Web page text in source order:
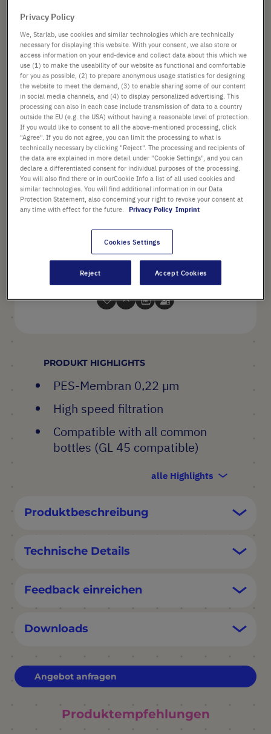
PRODUKT HIGHLIGHTS
PES-Membran 0,22 µm
High speed filtration
Compatible with all common
bottles (GL 45 compatible)
alle Highlights
Art. Nr.
PORENGRÖSSE
VOLUMEN
77,07 €
statt 111,69 €
Preis ist der reduzierte Preis. [*zzgl. MwSt. und
Versandkosten]
Verfügbarkeit prüfen zzgl.Versand
den
Warenkorb
24 Stück (1 Box × 24 Stück)
Produktbeschreibung
Technische Details
Feedback einreichen
Downloads
Angebot anfragen
Produktempfehlungen
Privacy Policy
We, Starlab, use cookies and similar technologies which are technically
necessary for displaying this website. With your consent, we also store or
access information on your end-device and collect data about this which we
use (1) to make the useability of our website as functional and comfortable
for you as possible, (2) to prepare anonymous usage statistics for designing
the website to meet the demand, (3) to enable sharing some of our content
in social media channels, and (4) to display personalized advertising. This
processing can also in each case include transmission of data to a country
outside the EU (e.g. the USA) without having a reasonable level of protection.
If you would like to consent to all the above-mentioned processing, click
"Agree". If you do not agree, you can limit the processing to what is
technically necessary by clicking "Reject". The processing and recipients of
the data are explained in more detail under "Cookie Settings", and you can
declare a differentiated consent for individual purposes of the processing.
You will also find there or in ourCookie Info a list of all used cookies and
similar technologies. You will find additional information in our Data
Protection Statement, also concerning your right to revoke your consent at
any time with effect for the future.
Privacy Policy Imprint
Cookies Settings
Reject Accept Cookies